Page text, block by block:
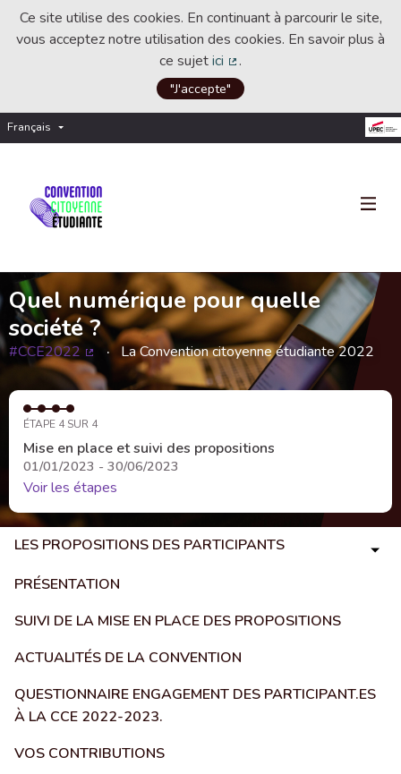
Ce site utilise des cookies. En continuant à parcourir le site,
vous acceptez notre utilisation des cookies. En savoir plus à
ce sujetici
(Lien externe)
.
"J'accepte"
Français Choisir la langue
Quel numérique pour quelle
société ?
#CCE2022
(Lien externe)
La Convention citoyenne étudiante 2022
ÉTAPE 4 SUR 4
Mise en place et suivi des propositions
01/01/2023 - 30/06/2023
Voir les étapes
LES PROPOSITIONS DES PARTICIPANTS
PRÉSENTATION
SUIVI DE LA MISE EN PLACE DES PROPOSITIONS
ACTUALITÉS DE LA CONVENTION
QUESTIONNAIRE ENGAGEMENT DES PARTICIPANT.ES
À LA CCE 2022-2023.
VOS CONTRIBUTIONS